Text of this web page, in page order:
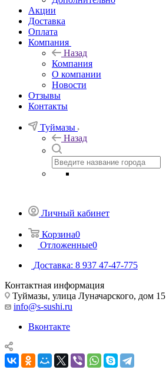
Акции
Доставка
Оплата
Компания
Назад
Компания
О компании
Новости
Отзывы
Контакты
Туймазы
Назад
Личный кабинет
Корзина0
Отложенные0
Доставка: 8 937 47-47-775
Контактная информация
Туймазы, улица Луначарского, дом 15
info@s-sushi.ru
Вконтакте